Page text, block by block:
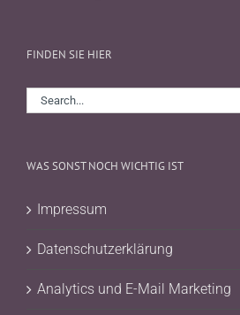
FINDEN SIE HIER
Search
for:
WAS SONST NOCH WICHTIG IST
Impressum
Datenschutzerklärung
Analytics und E-Mail Marketing